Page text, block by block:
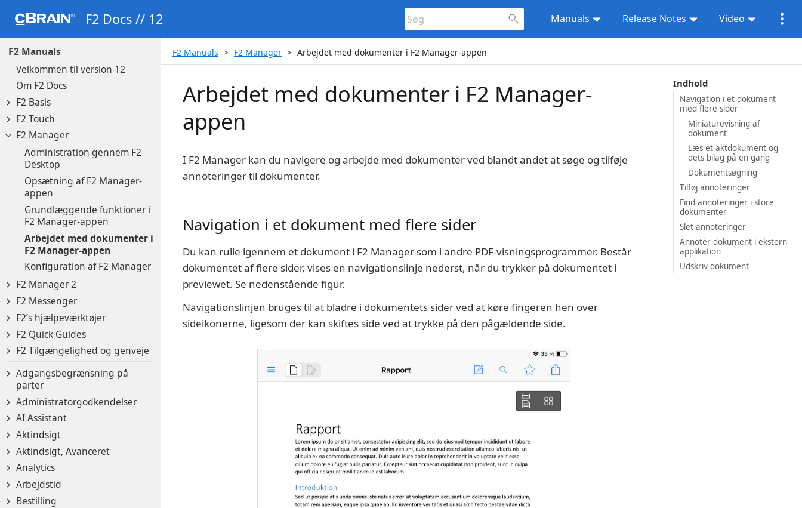
F2 Docs // 12 Manuals Release Notes Video
F2 Manuals
Velkommen til version 12
Om F2 Docs
F2 Basis
F2 Touch
F2 Manager
Administration gennem F2
Desktop
Opsætning af F2 Manager-
appen
Grundlæggende funktioner i
F2 Manager-appen
Arbejdet med dokumenter i
F2 Manager-appen
Konfiguration af F2 Manager
F2 Manager 2
F2 Messenger
F2’s hjælpeværktøjer
F2 Quick Guides
F2 Tilgængelighed og genveje
Adgangsbegrænsning på
parter
Administratorgodkendelser
AI Assistant
Aktindsigt
Aktindsigt, Avanceret
Analytics
Arbejdstid
Bestilling
F2 Manuals F2 Manager Arbejdet med dokumenter i F2 Manager-appen
Indhold
Navigation i et dokument
med flere sider
Miniaturevisning af
dokument
Læs et aktdokument og
dets bilag på en gang
Dokumentsøgning
Tilføj annoteringer
Find annoteringer i store
dokumenter
Slet annoteringer
Annotér dokument i ekstern
applikation
Udskriv dokument
Arbejdet med dokumenter i F2 Manager-
appen
I F2 Manager kan du navigere og arbejde med dokumenter ved blandt andet at søge og tilføje
annoteringer til dokumenter.
Navigation i et dokument med flere sider
Du kan rulle igennem et dokument i F2 Manager som i andre PDF-visningsprogrammer. Består
dokumentet af flere sider, vises en navigationslinje nederst, når du trykker på dokumentet i
previewet. Se nedenstående figur.
Navigationslinjen bruges til at bladre i dokumentets sider ved at køre fingeren hen over
sideikonerne, ligesom der kan skiftes side ved at trykke på den pågældende side.